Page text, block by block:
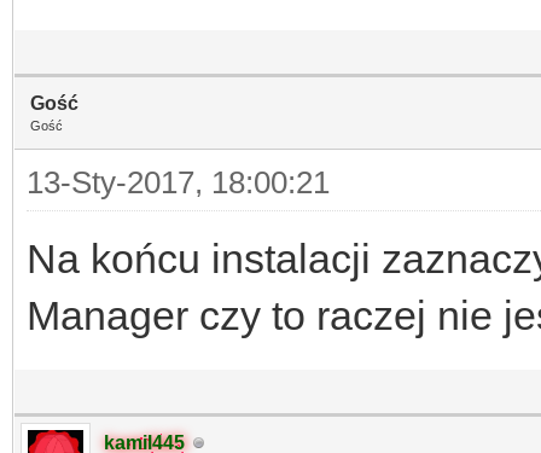
Gość
Gość
13-Sty-2017, 18:00:21
Na końcu instalacji
Manager czy to raczej nie
kamil445